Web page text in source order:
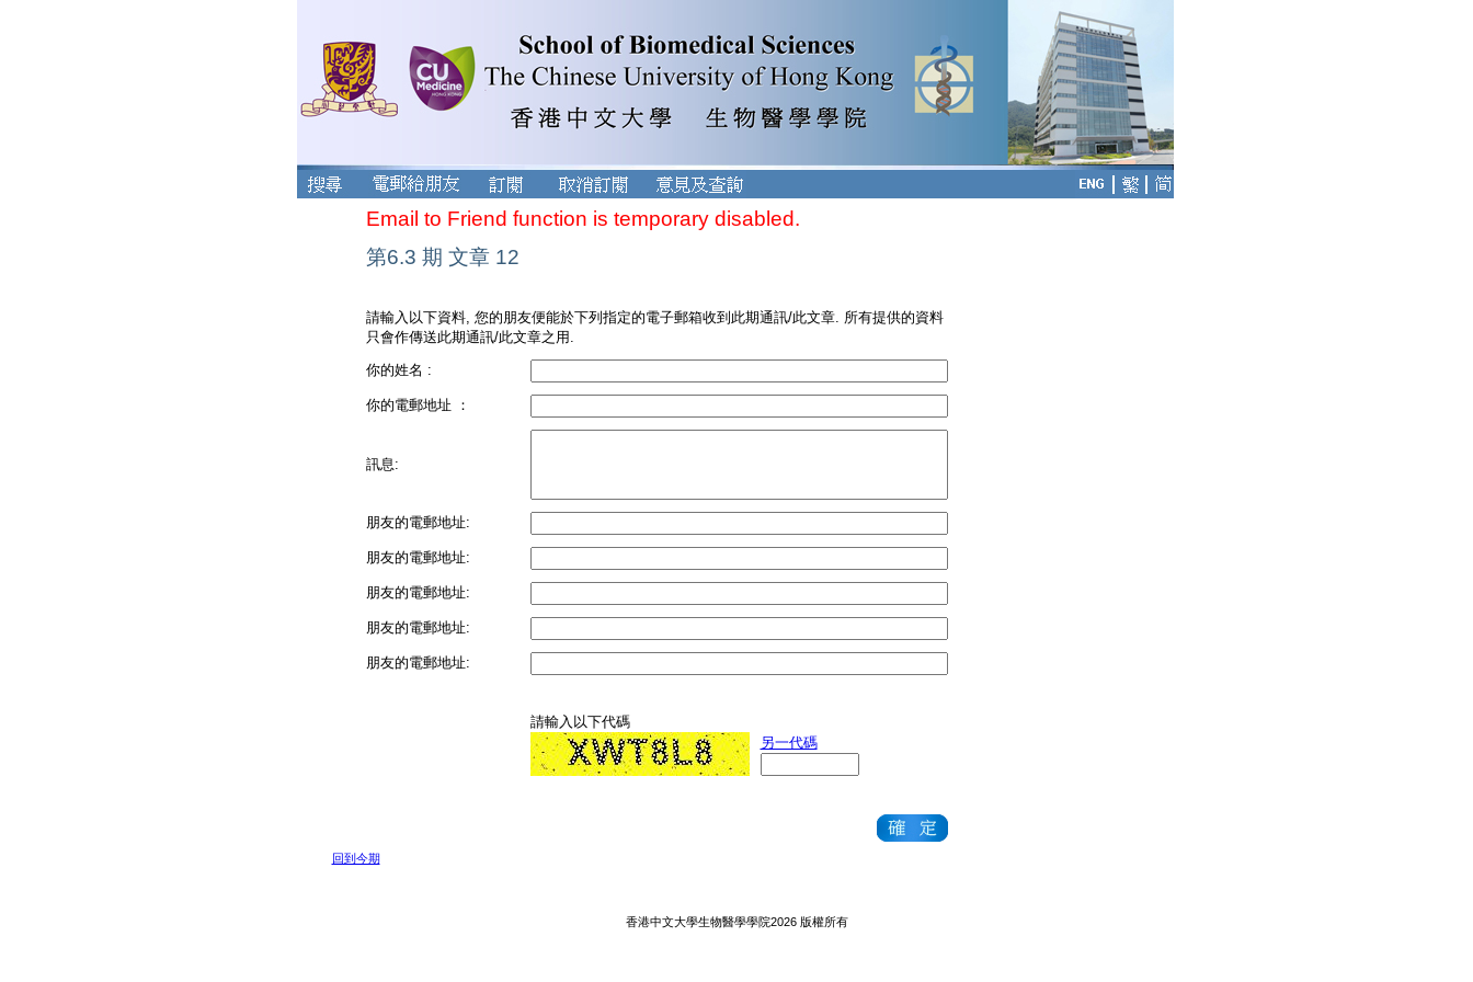
Email to Friend function is temporary disabled.
第6.3 期 文章 12
請輸入以下資料, 您的朋友便能於下列指定的電子郵箱收到此期通訊/此文章. 所有提供的資料
只會作傳送此期通訊/此文章之用.
你的姓名 :
你的電郵地址 ：
訊息:
朋友的電郵地址:
朋友的電郵地址:
朋友的電郵地址:
朋友的電郵地址:
朋友的電郵地址:
請輸入以下代碼
另一代碼
回到今期
香港中文大學生物醫學學院2026 版權所有